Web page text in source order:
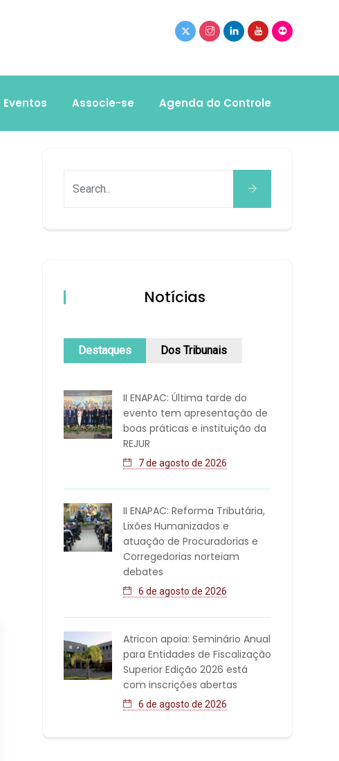
Eventos Associe-se Agenda do Controle
Notícias
Destaques Dos Tribunais
II ENAPAC: Última tarde do
evento tem apresentação de
boas práticas e instituição da
REJUR
7 de agosto de 2026
II ENAPAC: Reforma Tributária,
Lixões Humanizados e
atuação de Procuradorias e
Corregedorias norteiam
debates
6 de agosto de 2026
Atricon apoia: Seminário Anual
para Entidades de Fiscalização
Superior Edição 2026 está
com inscrições abertas
6 de agosto de 2026